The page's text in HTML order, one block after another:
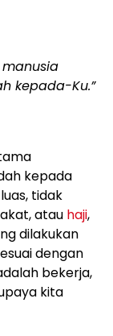
kepada-Ku.”
kepada
tidak
atau haji,
dilakukan
dengan
bekerja,
kita